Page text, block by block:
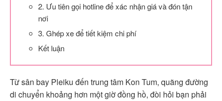
2. Ưu tiên gọi hotline để xác nhận giá và đón tận
nơi
3. Ghép xe để tiết kiệm chi phí
Kết luận
Từ sân bay Pleiku đến trung tâm Kon Tum, quãng đường
di chuyển khoảng hơn một giờ đồng hồ, đòi hỏi bạn phải